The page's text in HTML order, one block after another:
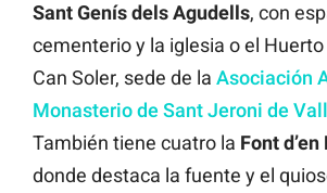
Sant Genís dels Agudells, con
cementerio y la iglesia o el
Can Soler, sede de la Asociación
Monasterio de Sant Jeroni de Vall
También tiene cuatro la Font
donde destaca la fuente y el